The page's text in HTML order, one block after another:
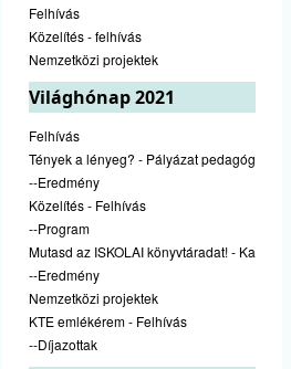
Felhívás
Közelítés - felhívás
Nemzetközi projektek
Világhónap 2021
Felhívás
Tények a lényeg? - Pályázat
--Eredmény
Közelítés - Felhívás
--Program
Mutasd az ISKOLAI könyvtáradat! -
--Eredmény
Nemzetközi projektek
KTE emlékérem - Felhívás
--Díjazottak